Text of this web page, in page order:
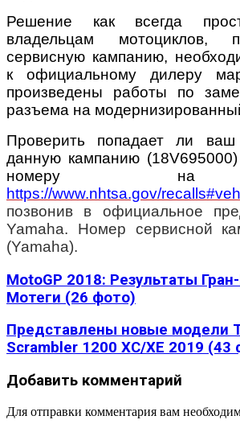
Решение как всегда
владельцам мотоциклов,
сервисную кампанию,
к официальному дилеру
произведены работы по
разъема на
Проверить попадает ли
данную кампанию
номеру на
https://www.nhtsa.gov/
позвонив в официальное
Yamaha. Номер сервисной
(Yamaha).
MotoGP 2018: Результаты
Мотеги (26 фото)
Представлены новые модели
Scrambler 1200 XC/XE 2019 (43
Добавить комментарий
Для отправки комментария вам